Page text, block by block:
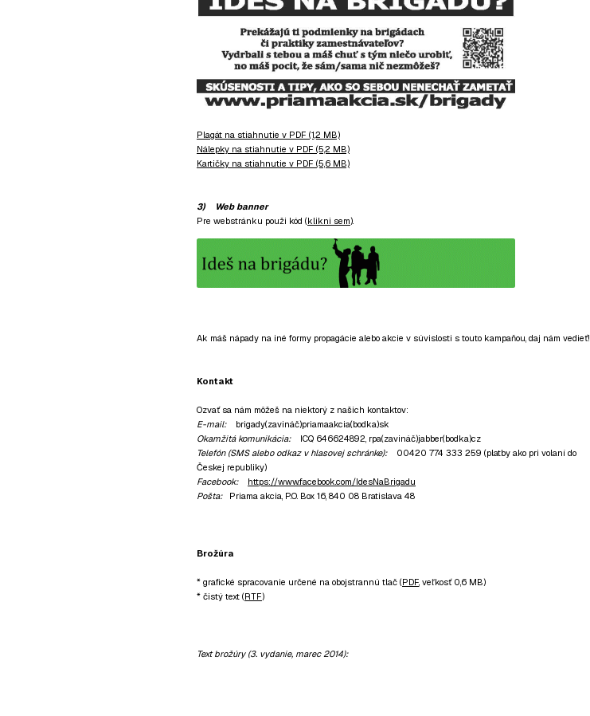
Plagát na stiahnutie v PDF (1,2 MB)
Nálepky na stiahnutie v PDF (5,2 MB)
Kartičky na stiahnutie v PDF (5,6 MB)
3) Web banner
Pre webstránku použi kód (klikni sem).
Ak máš nápady na iné formy propagácie alebo akcie v súvislosti s touto kampaňou, daj nám vedieť!
Kontakt
Ozvať sa nám môžeš na niektorý z našich kontaktov:
E-mail:
brigady(zavináč)priamaakcia(bodka)sk
Okamžitá komunikácia:ICQ 646624892, rpa(zavináč)jabber(bodka)cz
Telefón (SMS alebo odkaz v hlasovej schránke):00420 774 333 259 (platby ako pri volaní do
Českej republiky)
Facebook:
https://www.facebook.com/IdesNaBrigadu
Pošta:Priama akcia, P.O. Box 16, 840 08 Bratislava 48
Brožúra
* grafické spracovanie určené na obojstrannú tlač (PDF , veľkosť 0,6 MB)
* čistý text (RTF)
Text brožúry (3. vydanie, marec 2014):